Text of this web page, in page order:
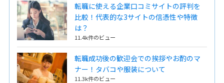
転職に使える企業口コミサイトの評判を
比較！代表的な3サイトの信憑性や特徴
は？
11.4k件のビュー
転職成功後の歓迎会での挨拶やお酌のマ
ナー！タバコや服装について
11.3k件のビュー